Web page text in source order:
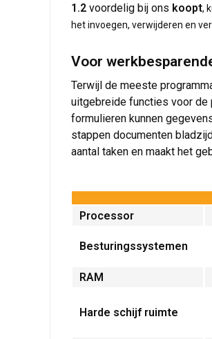
1.2 voordelig bij ons koopt,
het invoegen, verwijderen en
Voor
Terwijl de meeste
uitgebreide functies voor de
formulieren kunnen
stappen documenten
aantal taken en maakt het
Processor
Besturingssystemen
RAM
Harde schijf ruimte